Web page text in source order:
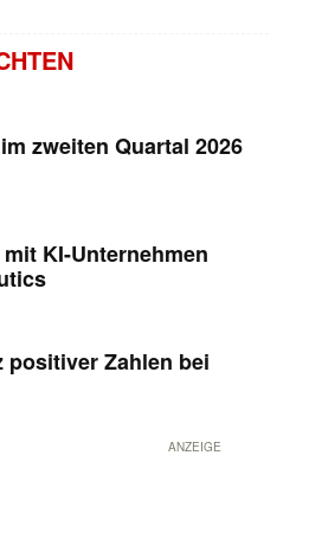
zweiten Quartal 2026
KI-Unternehmen
Zahlen bei
ANZEIGE